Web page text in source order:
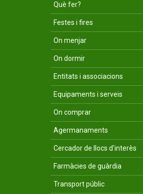
Què fer?
Festes i fires
On menjar
On dormir
Entitats i associacions
Equipaments i serveis
On comprar
Agermanaments
Cercador de llocs d'interès
Farmàcies de guàrdia
Transport públic